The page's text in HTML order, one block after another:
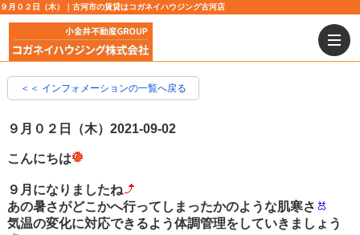
９月０２日（木）｜古河市の賃貸はコガネイハウジング古河店
＜＜ インフォメーションの一覧へ戻る
９月０２日（木） 2021-09-02
こんにちは
９月になりましたね
あの暑さがどこかへ行ってしまったかのような肌寒さ
気温の変化に対応できるよう体調管理をしていきましょう